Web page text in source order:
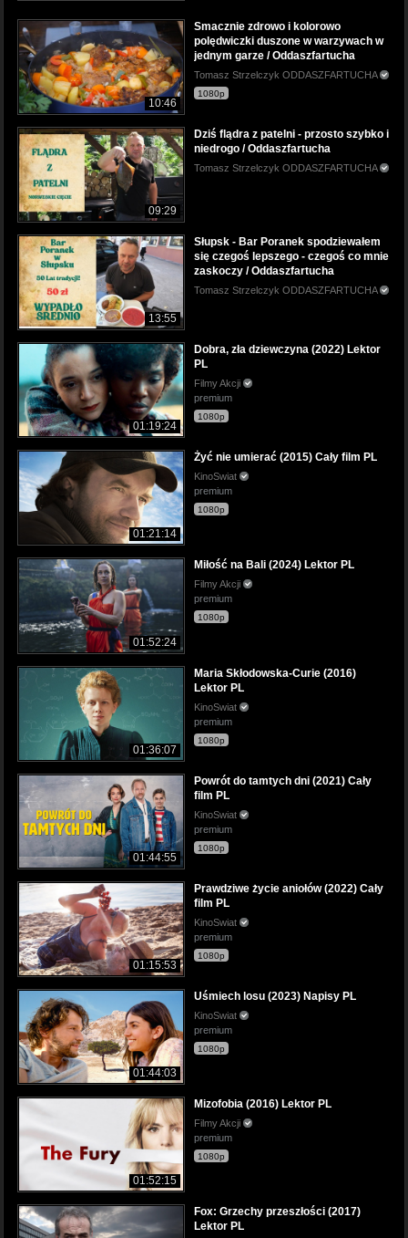
10:46
Smacznie zdrowo i kolorowo
polędwiczki duszone w warzywach w
jednym garze / Oddaszfartucha
Tomasz Strzelczyk ODDASZFARTUCHA
1080p
09:29
Dziś flądra z patelni - przosto szybko i
niedrogo / Oddaszfartucha
Tomasz Strzelczyk ODDASZFARTUCHA
13:55
Słupsk - Bar Poranek spodziewałem
się czegoś lepszego - czegoś co mnie
zaskoczy / Oddaszfartucha
Tomasz Strzelczyk ODDASZFARTUCHA
01:19:24
Dobra, zła dziewczyna (2022) Lektor
PL
Filmy Akcji
premium
1080p
01:21:14
Żyć nie umierać (2015) Cały film PL
KinoSwiat
premium
1080p
01:52:24
Miłość na Bali (2024) Lektor PL
Filmy Akcji
premium
1080p
01:36:07
Maria Skłodowska-Curie (2016)
Lektor PL
KinoSwiat
premium
1080p
01:44:55
Powrót do tamtych dni (2021) Cały
film PL
KinoSwiat
premium
1080p
01:15:53
Prawdziwe życie aniołów (2022) Cały
film PL
KinoSwiat
premium
1080p
01:44:03
Uśmiech losu (2023) Napisy PL
KinoSwiat
premium
1080p
01:52:15
Mizofobia (2016) Lektor PL
Filmy Akcji
premium
1080p
Fox: Grzechy przeszłości (2017)
Lektor PL